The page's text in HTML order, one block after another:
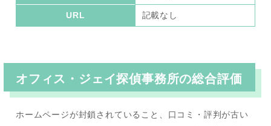
URL 記載なし
オフィス・ジェイ探偵事務所の総合評価
ホームページが封鎖されていること、口コミ・評判が古い